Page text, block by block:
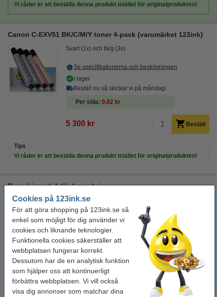
Cookies på 123ink.se
För att göra shopping på 123ink.se så
enkel som möjligt för dig använder vi
cookies och liknande teknologier.
Funktionella cookies säkerställer att
webbplatsen fungerar korrekt.
Dessutom har de en analytisk funktion
som hjälper oss att kontinuerligt
förbättra webbplatsen. Vi vill också
visa dig annonser som matchar dina
Vi råder er att beställa denna produkt istället för originalprodukten!
Canon C-EXV51 BK/C/M/Y toner 4-pack (varumärket 123ink)
Svart (1x) och färg (3x)
Se specifikationerna och beskrivningen
i lager
Beställ nu så skickar vi på måndag!
Per sida 0,02 kr
5 300 kr Beställ
Tips
Vi råder er att beställa denna produkt istället för originalprodukten!
Rengöringsduk för laserskrivare
rengöringsduk för toner
999099
Se specifikationerna och beskrivningen
i lager
Beställ nu så skickar vi på måndag!
19 kr Beställ